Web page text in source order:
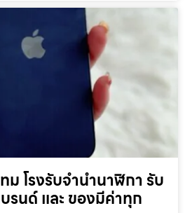
โรงรับจำนำนาฬิกา รับ
รนด์ และ ของมีค่าทุก